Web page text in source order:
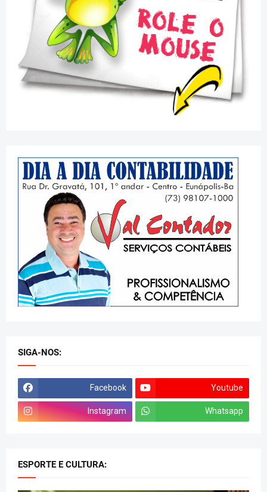
SIGA-NOS:
Facebook Youtube
Instagram Whatsapp
ESPORTE E CULTURA: